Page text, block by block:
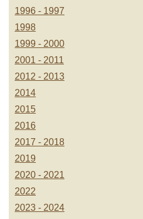
1996 - 1997
1998
1999 - 2000
2001 - 2011
2012 - 2013
2014
2015
2016
2017 - 2018
2019
2020 - 2021
2022
2023 - 2024